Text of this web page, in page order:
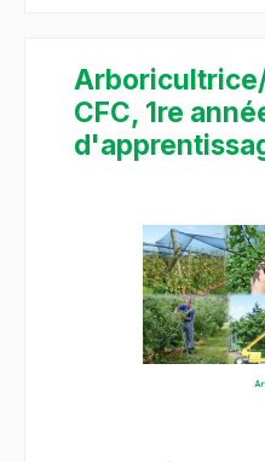
CFC, 1re
Bildergalerie überspringen